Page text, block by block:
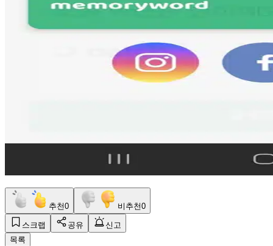
추천0 비추천0
스크랩 공유
신고
목록